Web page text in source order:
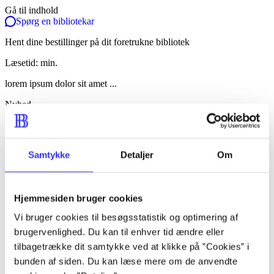
Samtykke Detaljer Om
Hjemmesiden bruger cookies
Vi bruger cookies til besøgsstatistik og optimering af
brugervenlighed. Du kan til enhver tid ændre eller
tilbagetrække dit samtykke ved at klikke på ”Cookies” i
bunden af siden. Du kan læse mere om de anvendte
Gå til indhold
Spørg en bibliotekar
Hent dine bestillinger på dit foretrukne bibliotek
Læsetid: min.
lorem ipsum dolor sit amet ...
Nyhed
lorem ipsum dolor sit amet ...
lorem ipsum dolor sit amet ...
lorem ipsum dolor sit amet ...
lorem ipsum dolor sit amet ...